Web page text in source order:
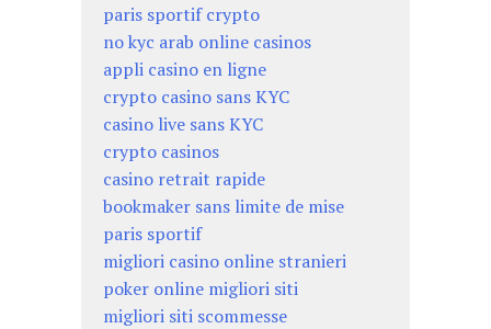
paris sportif crypto
no kyc arab online casinos
appli casino en ligne
crypto casino sans KYC
casino live sans KYC
crypto casinos
casino retrait rapide
bookmaker sans limite de mise
paris sportif
migliori casino online stranieri
poker online migliori siti
migliori siti scommesse